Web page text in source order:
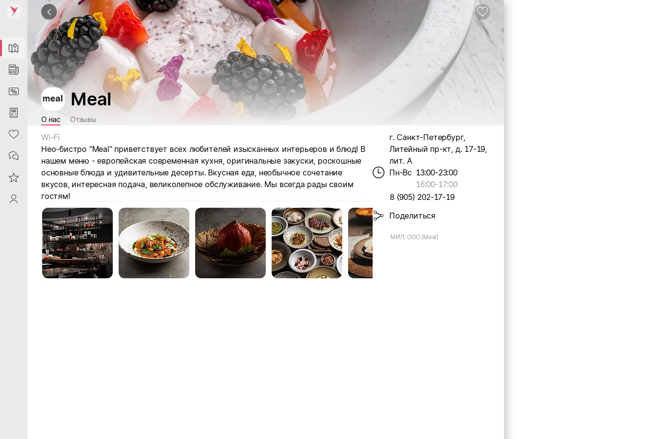
Map
News
DiscountCard
Purchases
Heart
Contacts
Reviews
ProfileSaby
Meal
О нас Отзывы
Wi-Fi
Нео-бистро "Meal" приветствует всех любителей изысканных интерьеров и блюд! В
нашем меню - европейская современная кухня, оригинальные закуски, роскошные
основные блюда и удивительные десерты. Вкусная еда, необычное сочетание
вкусов, интересная подача, великолепное обслуживание. Мы всегда рады своим
гостям!
г. Санкт-Петербург,
Литейный пр-кт, д. 17-19,
лит. А
Пн-Вс 13:00-23:00
16:00-17:00
8 (905) 202-17-19
Поделиться
МИЛ, ООО (Meal)